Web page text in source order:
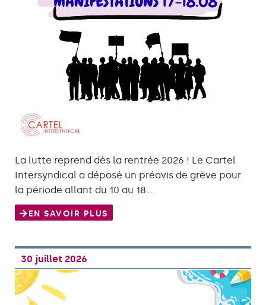
La lutte reprend dès la rentrée 2026 ! Le Cartel
Intersyndical a déposé un préavis de grève pour
la période allant du 10 au 18…
EN SAVOIR PLUS
30 juillet 2026